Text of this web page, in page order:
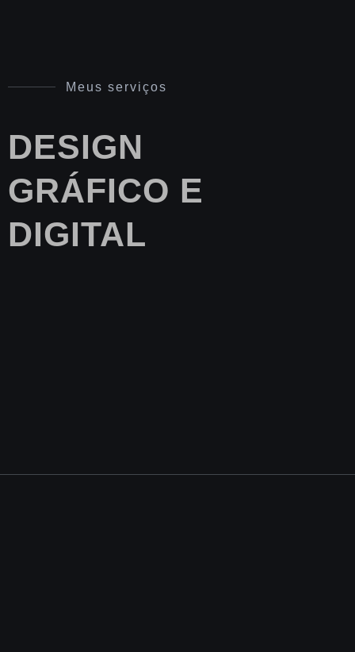
Meus serviços
DESIGN
GRÁFICO E
DIGITAL